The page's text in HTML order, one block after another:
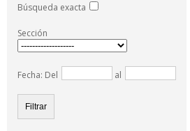
Búsqueda exacta
Sección
Fecha: Del al